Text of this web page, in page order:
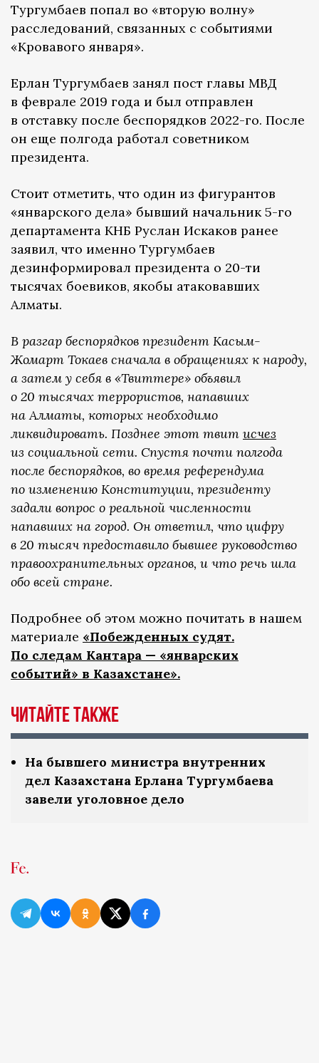
Тургумбаев попал во «вторую волну»
расследований, связанных с событиями
«Кровавого января».
Ерлан Тургумбаев занял пост главы МВД
в феврале 2019 года и был отправлен
в отставку после беспорядков 2022-го. После
он еще полгода работал советником
президента.
Стоит отметить, что один из фигурантов
«январского дела» бывший начальник 5-го
департамента КНБ Руслан Искаков ранее
заявил, что именно Тургумбаев
дезинформировал президента о 20-ти
тысячах боевиков, якобы атаковавших
Алматы.
В разгар беспорядков президент Касым-
Жомарт Токаев сначала в обращениях к народу,
а затем у себя в «Твиттере» объявил
о 20 тысячах террористов, напавших
на Алматы, которых необходимо
ликвидировать. Позднее этот твит исчез
из социальной сети. Спустя почти полгода
после беспорядков, во время референдума
по изменению Конституции, президенту
задали вопрос о реальной численности
напавших на город. Он ответил, что цифру
в 20 тысяч предоставило бывшее руководство
правоохранительных органов, и что речь шла
обо всей стране.
Подробнее об этом можно почитать в нашем
материале «Побежденных судят.
По следам Кантара — «январских
событий» в Казахстане».
ЧИТАЙТЕ ТАКЖЕ
На бывшего министра внутренних
дел Казахстана Ерлана Тургумбаева
завели уголовное дело